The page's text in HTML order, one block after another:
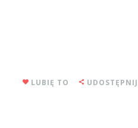
LUBIĘ TO UDOSTĘPNIJ